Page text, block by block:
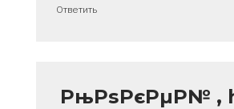
очень
Ответить
РњРѕРєРµР№ ,